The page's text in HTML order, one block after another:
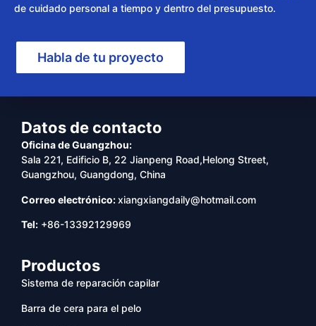
de cuidado personal a tiempo y dentro del presupuesto.
Habla de tu proyecto
Datos de contacto
Oficina de Guangzhou:
Sala 221, Edificio B, 22 Jianpeng Road,Helong Street,
Guangzhou, Guangdong, China
Correo electrónico:xiangxiangdaily@hotmail.com
Tel: +86-13392129969
Productos
Sistema de reparación capilar
Barra de cera para el pelo